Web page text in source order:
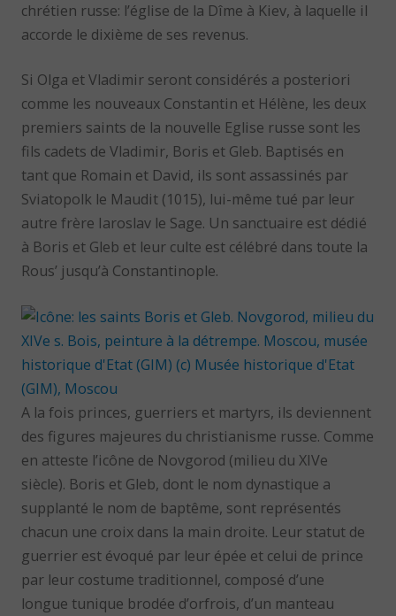
chrétien russe: l’église de la Dîme à Kiev, à laquelle il
accorde le dixième de ses revenus.
Si Olga et Vladimir seront considérés a posteriori
comme les nouveaux Constantin et Hélène, les deux
premiers saints de la nouvelle Eglise russe sont les
fils cadets de Vladimir, Boris et Gleb. Baptisés en
tant que Romain et David, ils sont assassinés par
Sviatopolk le Maudit (1015), lui-même tué par leur
autre frère Iaroslav le Sage. Un sanctuaire est dédié
à Boris et Gleb et leur culte est célébré dans toute la
Rous’ jusqu’à Constantinople.
A la fois princes, guerriers et martyrs, ils deviennent
des figures majeures du christianisme russe. Comme
en atteste l’icône de Novgorod (milieu du XIVe
siècle). Boris et Gleb, dont le nom dynastique a
supplanté le nom de baptême, sont représentés
chacun une croix dans la main droite. Leur statut de
guerrier est évoqué par leur épée et celui de prince
par leur costume traditionnel, composé d’une
longue tunique brodée d’orfrois, d’un manteau